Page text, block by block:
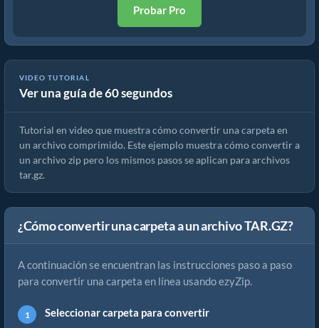
Probar Pro
VIDEO TUTORIAL
Ver una guía de 60 segundos
Cómo convertir carpeta a tar.gz en línea
Tutorial en video que muestra cómo convertir una carpeta en
un archivo comprimido. Este ejemplo muestra cómo convertir a
un archivo zip pero los mismos pasos se aplican para archivos
tar.gz.
¿Cómo convertir una carpeta a un archivo TAR.GZ?
A continuación se encuentran las instrucciones paso a paso
para convertir una carpeta en línea usando ezyZip.
Seleccionar carpeta para convertir